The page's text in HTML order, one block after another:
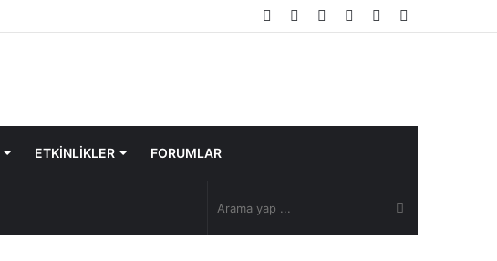
Rastgele
Instagram
YouTube
Twitter
Facebook
ETKİNLİKLER FORUMLAR
Arama